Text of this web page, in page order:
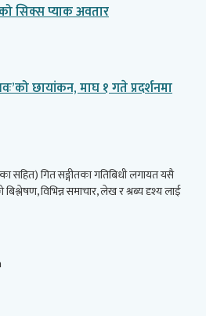
सिक्स प्याक अवतार
छायांकन, माघ १ गते प्रदर्शनमा
सहित) गित सङ्गीतका गतिबिधी लगायत यसै
विभिन्न समाचार, लेख र श्रब्य दृश्य लाई